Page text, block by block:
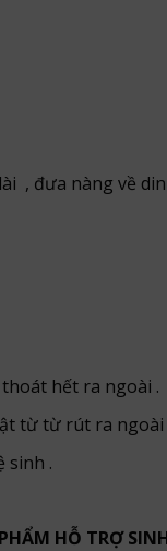
, đưa nàng về
hết ra ngoài .
từ từ rút ra
sinh .
HỖ TRỢ